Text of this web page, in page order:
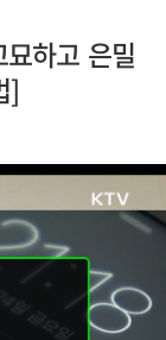
하고 은밀
]